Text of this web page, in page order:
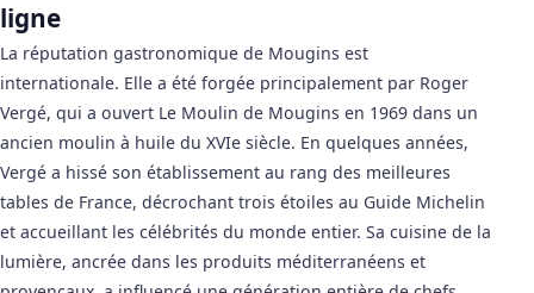
ligne
La réputation gastronomique de Mougins est
internationale. Elle a été forgée principalement par Roger
Vergé, qui a ouvert Le Moulin de Mougins en 1969 dans un
ancien moulin à huile du XVIe siècle. En quelques années,
Vergé a hissé son établissement au rang des meilleures
tables de France, décrochant trois étoiles au Guide Michelin
et accueillant les célébrités du monde entier. Sa cuisine de la
lumière, ancrée dans les produits méditerranéens et